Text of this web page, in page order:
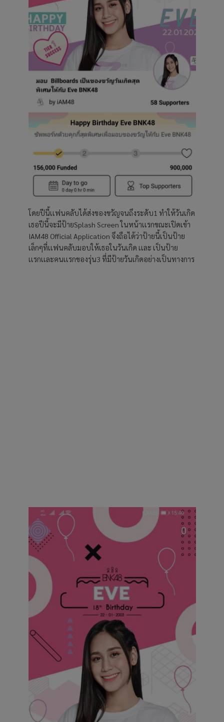
โดยปีนี้เเฟนคลับได้ส่งของขวัญจนถึงระดับ1 ทำให้วันเกิด
เธอปีนี้จะมีป้ายSplash Screen ในหน้าเเรกขณะเปิดเข้า
IAM48 Official Application จึงถือได้ว่าป้ายนี้เป็นป้าย
เล็กๆที่เเฟนคลับมอบให้เธอในวันเกิด เเละ เป็นป้าย
เเรกเเละคนเเรกของรุ่น3 ที่มีป้ายวันเกิดอย่างเป็นทางการ